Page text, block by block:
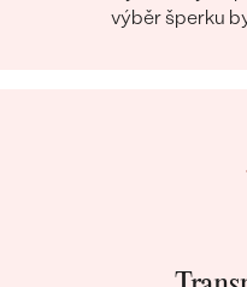
výběr šperku